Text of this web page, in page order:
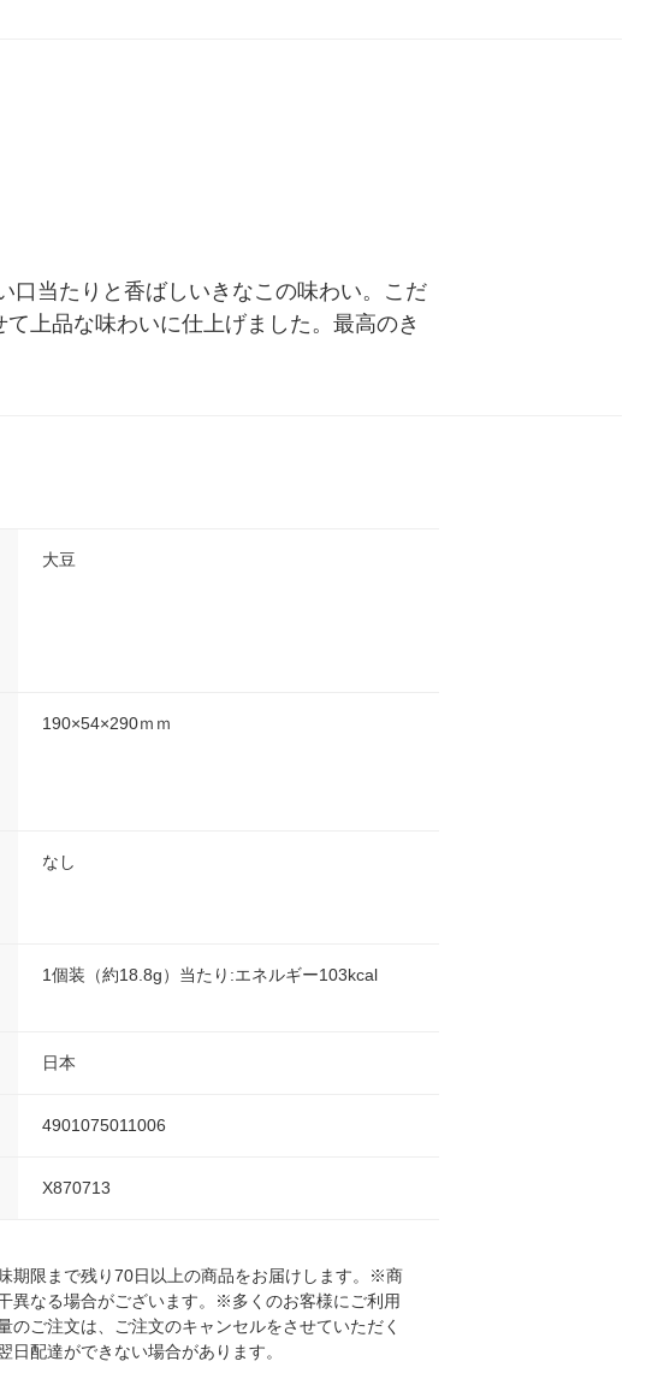
口当たりと香ばしいきなこの味わい。こだ
上品な味わいに仕上げました。最高のき
大豆
190×54×290ｍｍ
なし
1個装（約18.8g）当たり:エネルギー103kcal
日本
4901075011006
X870713
期限まで残り70日以上の商品をお届けします。※商
異なる場合がございます。※多くのお客様にご利用
ご注文は、ご注文のキャンセルをさせていただく
配達ができない場合があります。